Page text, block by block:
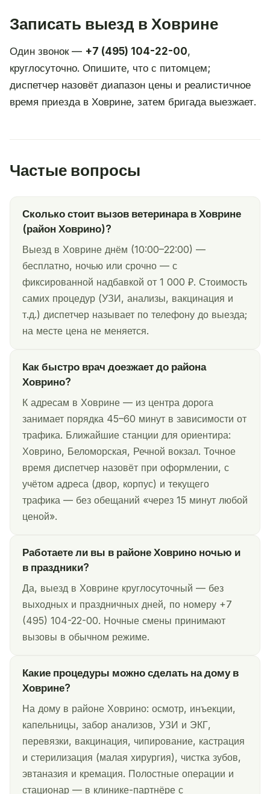
Записать выезд в Ховрине
Один звонок — +7 (495) 104-22-00,
круглосуточно. Опишите, что с питомцем;
диспетчер назовёт диапазон цены и реалистичное
время приезда в Ховрине, затем бригада выезжает.
Частые вопросы
Сколько стоит вызов ветеринара в Ховрине
(район Ховрино)?
Выезд в Ховрине днём (10:00–22:00) —
бесплатно, ночью или срочно — с
фиксированной надбавкой от 1 000 ₽. Стоимость
самих процедур (УЗИ, анализы, вакцинация и
т.д.) диспетчер называет по телефону до выезда;
на месте цена не меняется.
Как быстро врач доезжает до района
Ховрино?
К адресам в Ховрине — из центра дорога
занимает порядка 45–60 минут в зависимости от
трафика. Ближайшие станции для ориентира:
Ховрино, Беломорская, Речной вокзал. Точное
время диспетчер назовёт при оформлении, с
учётом адреса (двор, корпус) и текущего
трафика — без обещаний «через 15 минут любой
ценой».
Работаете ли вы в районе Ховрино ночью и
в праздники?
Да, выезд в Ховрине круглосуточный — без
выходных и праздничных дней, по номеру +7
(495) 104-22-00. Ночные смены принимают
вызовы в обычном режиме.
Какие процедуры можно сделать на дому в
Ховрине?
На дому в районе Ховрино: осмотр, инъекции,
капельницы, забор анализов, УЗИ и ЭКГ,
перевязки, вакцинация, чипирование, кастрация
и стерилизация (малая хирургия), чистка зубов,
эвтаназия и кремация. Полостные операции и
стационар — в клинике-партнёре с